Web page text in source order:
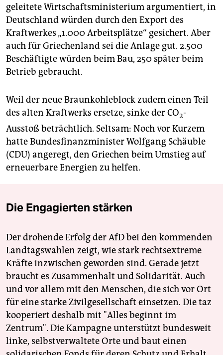
geleitete Wirtschaftsministerium argumentiert, in
Deutschland würden durch den Export des
Kraftwerkes „1.000 Arbeitsplätze“ gesichert. Aber
auch für Griechenland sei die Anlage gut. 2.500
Beschäftigte würden beim Bau, 250 später beim
Betrieb gebraucht.
Weil der neue Braunkohleblock zudem einen Teil
des alten Kraftwerks ersetze, sinke der CO2-
Ausstoß beträchtlich. Seltsam: Noch vor Kurzem
hatte Bundesfinanzminister Wolfgang Schäuble
(CDU) angeregt, den Griechen beim Umstieg auf
erneuerbare Energien zu helfen.
Die Engagierten stärken
Der drohende Erfolg der AfD bei den kommenden
Landtagswahlen zeigt, wie stark rechtsextreme
Kräfte inzwischen geworden sind. Gerade jetzt
braucht es Zusammenhalt und Solidarität. Auch
und vor allem mit den Menschen, die sich vor Ort
für eine starke Zivilgesellschaft einsetzen. Die taz
kooperiert deshalb mit "Alles beginnt im
Zentrum". Die Kampagne unterstützt bundesweit
linke, selbstverwaltete Orte und baut einen